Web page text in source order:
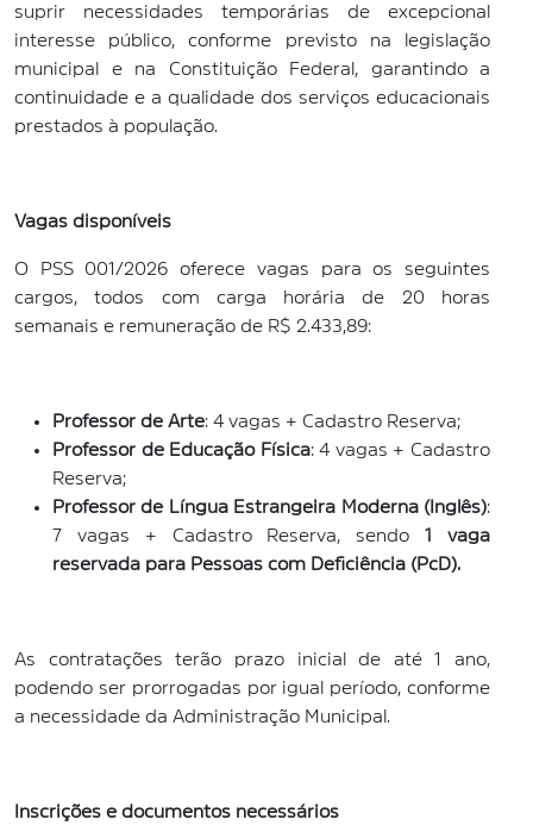
suprir necessidades temporárias de excepcional
interesse público, conforme previsto na legislação
municipal e na Constituição Federal, garantindo a
continuidade e a qualidade dos serviços educacionais
prestados à população.
Vagas disponíveis
O PSS 001/2026 oferece vagas para os seguintes
cargos, todos com carga horária de 20 horas
semanais e remuneração de R$ 2.433,89:
Professor de Arte: 4 vagas + Cadastro Reserva;
Professor de Educação Física: 4 vagas + Cadastro
Reserva;
Professor de Língua Estrangeira Moderna (Inglês):
7 vagas + Cadastro Reserva, sendo1 vaga
reservada para Pessoas com Deficiência (PcD).
As contratações terão prazo inicial de até 1 ano,
podendo ser prorrogadas por igual período, conforme
a necessidade da Administração Municipal.
Inscrições e documentos necessários